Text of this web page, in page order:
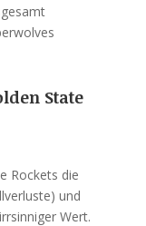
State
Rockets die
und
Wert.